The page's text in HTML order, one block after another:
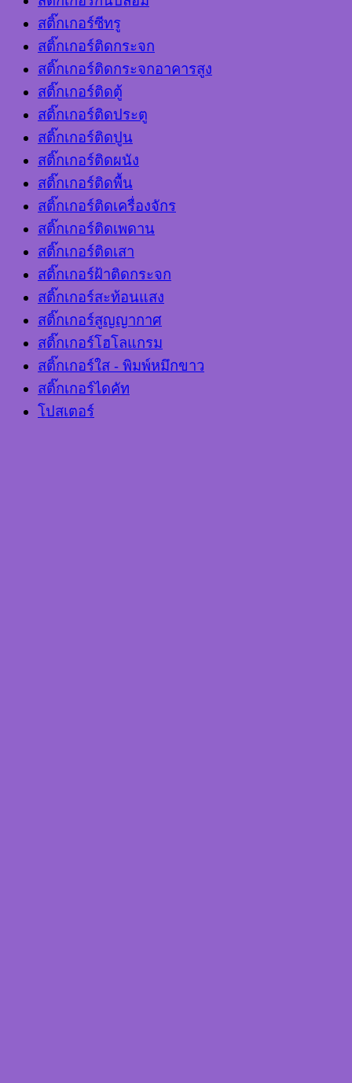
สติ๊กเกอร์ซีทรู
สติ๊กเกอร์ติดกระจก
สติ๊กเกอร์ติดกระจกอาคารสูง
สติ๊กเกอร์ติดตู้
สติ๊กเกอร์ติดประตู
สติ๊กเกอร์ติดปูน
สติ๊กเกอร์ติดผนัง
สติ๊กเกอร์ติดพื้น
สติ๊กเกอร์ติดเครื่องจักร
สติ๊กเกอร์ติดเพดาน
สติ๊กเกอร์ติดเสา
สติ๊กเกอร์ฝ้าติดกระจก
สติ๊กเกอร์สะท้อนแสง
สติ๊กเกอร์สูญญากาศ
สติ๊กเกอร์โฮโลแกรม
สติ๊กเกอร์ใส - พิมพ์หมึกขาว
สติ๊กเกอร์ไดคัท
โปสเตอร์